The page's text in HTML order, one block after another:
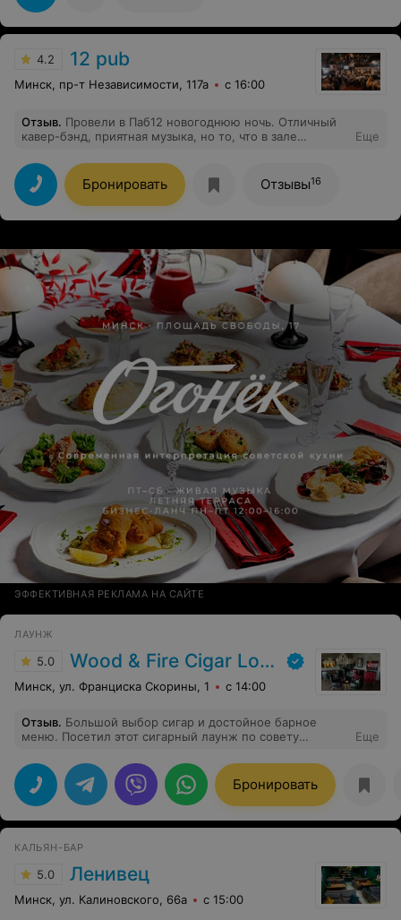
4.2 12 pub
Минск, пр-т Независимости, 117а с 16:00
Отзыв. Провели в Паб12 новогоднюю ночь. Отличный
кавер-бэнд, приятная музыка, но то, что в зале
Выходишь весь пропахший чужим табаком.
Бенгальские огни в зале жечь - тоже так себе
история, хоть и Новый год. В остальном - все отлично.
Еще
Бронировать Отзывы16
ЭФФЕКТИВНАЯ РЕКЛАМА НА САЙТЕ
ЛАУНЖ
5.0 Wood & Fire Cigar Lounge
Минск, ул. Франциска Скорины, 1 с 14:00
Отзыв. Большой выбор сигар и достойное барное
меню. Посетил этот сигарный лаунж по совету
рекомендую к посещению абсолютно каждому, кто
любит красоту, тишину и качественный табак.
Еще
Бронировать
КАЛЬЯН-БАР
5.0 Ленивец
Минск, ул. Калиновского, 66а с 15:00